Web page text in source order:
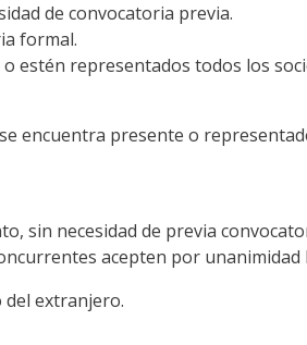
de convocatoria previa.
formal.
estén representados todos los
encuentra presente o
sin necesidad de previa
acepten por unanimidad
extranjero.